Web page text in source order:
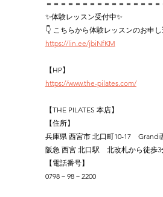
＝＝＝＝＝＝＝＝＝＝＝＝＝＝＝
✨体験レッスン受付中✨
👇 こちらから体験レッスンのお申
https://lin.ee/jbiNfKM
【HP】
https://www.the-pilates.com/
【THE PILATES 本店】
【住所】
兵庫県 西宮市 北口町10-17　Grandi
阪急 西宮 北口駅　北改札から徒歩3
【電話番号】
0798－98－2200